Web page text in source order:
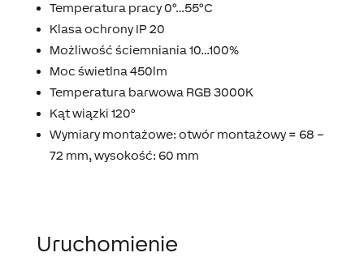
Temperatura pracy 0°…55°C
Klasa ochrony IP 20
Możliwość ściemniania 10…100%
Moc świetlna 450lm
Temperatura barwowa RGB 3000K
Kąt wiązki 120°
Wymiary montażowe: otwór montażowy = 68 –
72 mm, wysokość: 60 mm
Uruchomienie